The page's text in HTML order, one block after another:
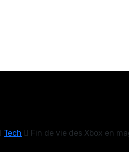
Tech Fin de vie des Xbox en